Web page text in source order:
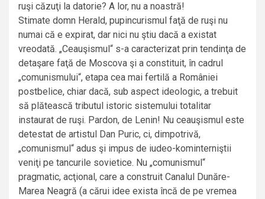
ruşi căzuţi la datorie? A lor, nu a noastră!
Stimate domn Herald, pupincurismul faţă de ruşi nu
numai că e expirat, dar nici nu ştiu dacă a existat
vreodată. „Ceauşismul“ s-a caracterizat prin tendinţa de
detaşare faţă de Moscova şi a constituit, în cadrul
„comunismului“, etapa cea mai fertilă a României
postbelice, chiar dacă, sub aspect ideologic, a trebuit
să plătească tributul istoric sistemului totalitar
instaurat de ruşi. Pardon, de Lenin! Nu ceauşismul este
detestat de artistul Dan Puric, ci, dimpotrivă,
„comunismul“ adus şi impus de iudeo-kominterniştii
veniţi pe tancurile sovietice. Nu „comunismul“
pragmatic, acţional, care a construit Canalul Dunăre-
Marea Neagră (a cărui idee exista încă de pe vremea